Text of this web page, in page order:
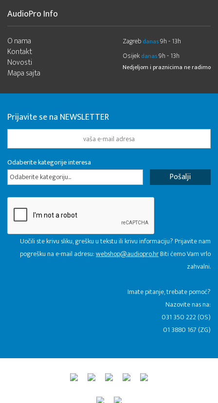
AudioPro Info
O nama
Kontakt
Novosti
Mapa sajta
Zagreb danas9h - 13h
Osijek danas9h - 13h
Nedjeljom i praznicima ne radimo
Prijavite se na NEWSLETTER
Odaberite kategorije interesa
Odaberite kategoriju...
Uočili ste krivu sliku, grešku u tekstu ili krivu informaciju? Prijavite nam
pogrešku na e-mail adresu:webshop@audiopro.hrBiti ćemo Vam vrlo
zahvalni.
​Imate pitanje, trebate pomoć?
Nazovite nas na:
031 350 222 (OS)
01 3880 167 (ZG)